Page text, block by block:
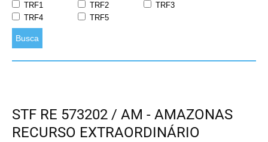
TRF1
TRF2
TRF3
TRF4
TRF5
Busca
STF RE 573202 / AM - AMAZONAS
RECURSO EXTRAORDINÁRIO